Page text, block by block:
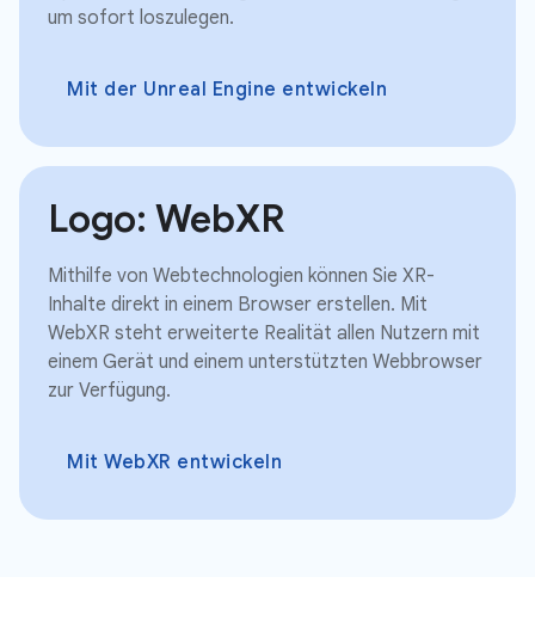
um sofort loszulegen.
Mit der Unreal Engine entwickeln
Logo: WebXR
Mithilfe von Webtechnologien können Sie XR-
Inhalte direkt in einem Browser erstellen. Mit
WebXR steht erweiterte Realität allen Nutzern mit
einem Gerät und einem unterstützten Webbrowser
zur Verfügung.
Mit WebXR entwickeln